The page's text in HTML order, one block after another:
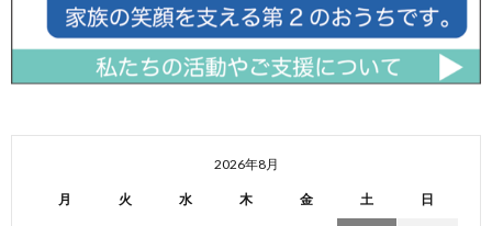
2026年8月
月 火 水 木 金 土 日